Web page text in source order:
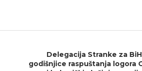
Delegacija Stranke za
godišnjice raspuštanja logora